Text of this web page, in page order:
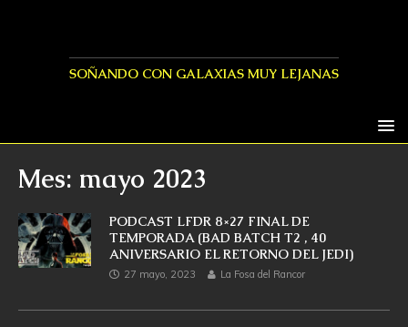
SOÑANDO CON GALAXIAS MUY LEJANAS
Mes: mayo 2023
PODCAST LFDR 8×27 FINAL DE
TEMPORADA (BAD BATCH T2 , 40
ANIVERSARIO EL RETORNO DEL JEDI)
27 mayo, 2023 La Fosa del Rancor